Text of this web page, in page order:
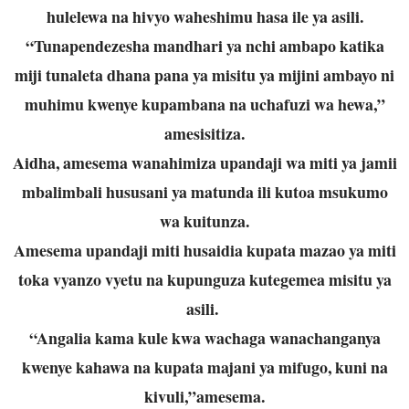
hulelewa na hivyo waheshimu hasa ile ya asili.
“Tunapendezesha mandhari ya nchi ambapo katika
miji tunaleta dhana pana ya misitu ya mijini ambayo ni
muhimu kwenye kupambana na uchafuzi wa hewa,”
amesisitiza.
Aidha, amesema wanahimiza upandaji wa miti ya jamii
mbalimbali hususani ya matunda ili kutoa msukumo
wa kuitunza.
Amesema upandaji miti husaidia kupata mazao ya miti
toka vyanzo vyetu na kupunguza kutegemea misitu ya
asili.
“Angalia kama kule kwa wachaga wanachanganya
kwenye kahawa na kupata majani ya mifugo, kuni na
kivuli,”amesema.